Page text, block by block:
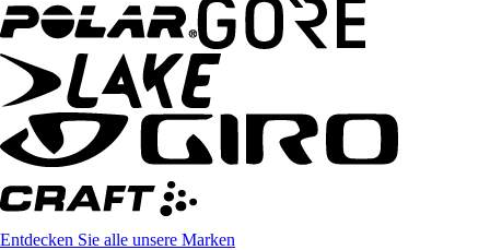
Entdecken Sie alle unsere Marken